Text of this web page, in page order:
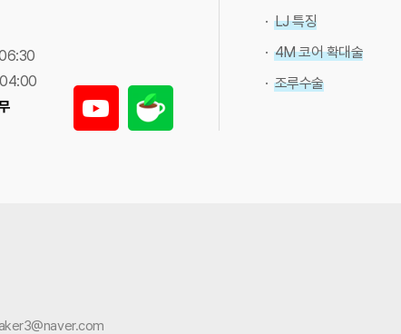
· LJ 특징
· 4M 코어 확대술
· 조루수술